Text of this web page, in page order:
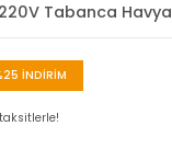
Tabanca Havya
İNDİRİM